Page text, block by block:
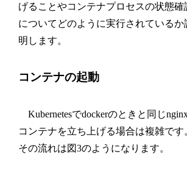
げることやコンテナプロセスの状態確
についてどのように実行されているか
明します。
コンテナの起動
Kubernetesでdockerのときと同じ
コンテナを立ち上げる場合は複雑です
その流れは図3のようになります。